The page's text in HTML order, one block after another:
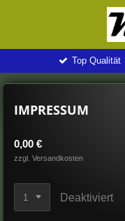
Top Qualität
IMPRESSUM
0,00 €
zzgl. Versandkosten
Deaktiviert